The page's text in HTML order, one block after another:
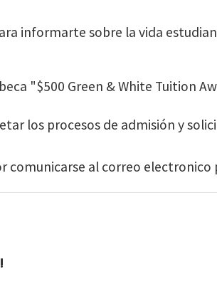
informarte sobre la vida
"$500 Green & White Tuition
los procesos de admisión y
comunicarse al correo electronico